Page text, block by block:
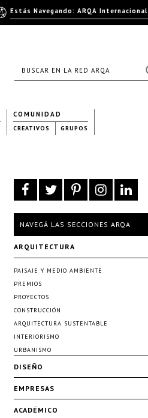
COMUNIDAD
CREATIVOS GRUPOS
NAVEGÁ LAS SECCIONES ARQA
ARQUITECTURA
PAISAJE Y MEDIO AMBIENTE
PREMIOS
PROYECTOS
CONSTRUCCIÓN
ARQUITECTURA SUSTENTABLE
INTERIORISMO
URBANISMO
DISEÑO
EMPRESAS
ACADÉMICO
Estás Navegando: ARQA Internacional